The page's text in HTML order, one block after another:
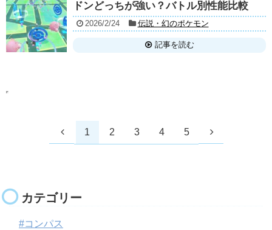
ドンどっちが強い？バトル別性能比較
2026/2/24 伝説・幻のポケモン
記事を読む
1 2 3 4 5
カテゴリー
#コンパス